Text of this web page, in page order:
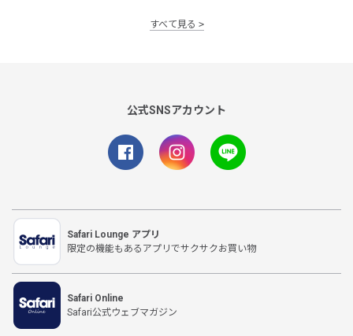
すべて見る
公式SNSアカウント
Safari Lounge アプリ
限定の機能もあるアプリでサクサクお買い物
Safari Online
Safari公式ウェブマガジン